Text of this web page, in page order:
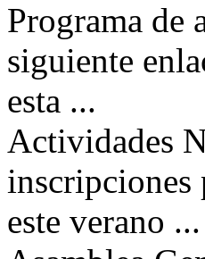
Programa de
siguiente
esta ...
Actividades
inscripciones
este verano ...